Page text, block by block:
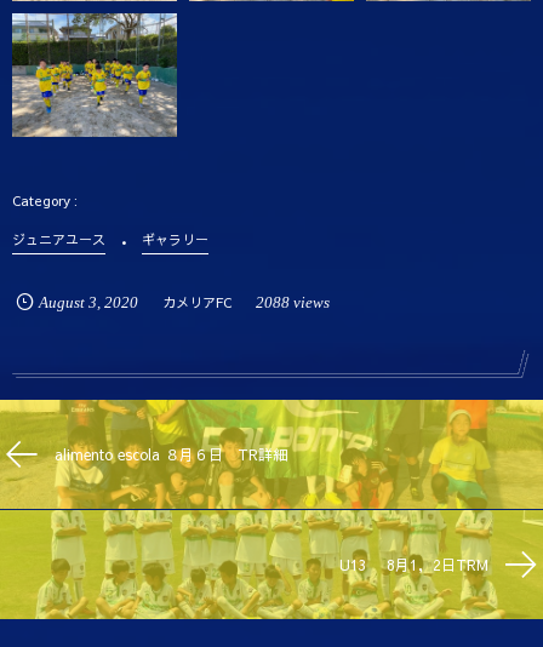
ジュニアユース ギャラリー
August 3 2020 カメリアFC 2088 views
alimento escola ８月６日 TR詳細
U13 8月1，2日TRM